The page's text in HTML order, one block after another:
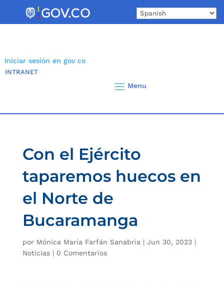
Iniciar sesión en gov co
INTRANET
Con el Ejército
taparemos huecos en
el Norte de
Bucaramanga
por Mónica María Farfán Sanabria | Jun 30, 2023|
Noticias| 0 Comentarios